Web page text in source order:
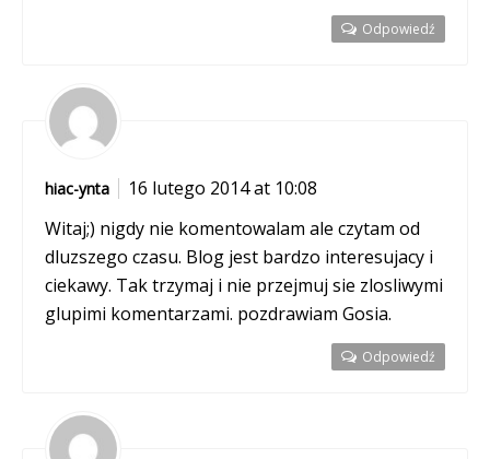
Odpowiedź
hiac-ynta
16 lutego 2014 at 10:08
Witaj;) nigdy nie komentowalam ale czytam od
dluzszego czasu. Blog jest bardzo interesujacy i
ciekawy. Tak trzymaj i nie przejmuj sie zlosliwymi
glupimi komentarzami. pozdrawiam Gosia.
Odpowiedź